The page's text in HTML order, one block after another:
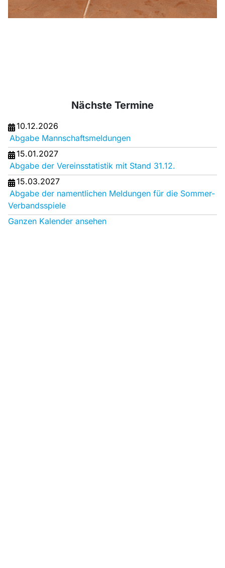
Nächste Termine
10.12.2026
Abgabe Mannschaftsmeldungen
15.01.2027
Abgabe der Vereinsstatistik mit Stand 31.12.
15.03.2027
Abgabe der namentlichen Meldungen für die Sommer-
Verbandsspiele
Ganzen Kalender ansehen